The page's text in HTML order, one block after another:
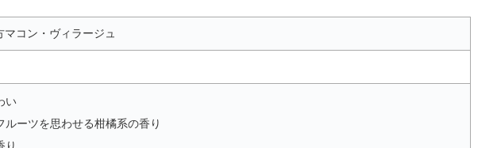
コン・ヴィラージュ
い
ーツを思わせる柑橘系の香り
り